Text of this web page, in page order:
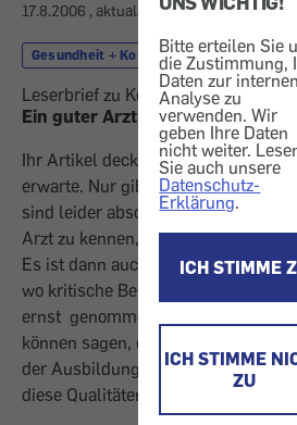
Bitte erteilen Sie
die Zustimmung,
Daten zur internen
Analyse zu
verwenden. Wir
geben Ihre Daten
nicht weiter.
Sie auch unsere
Datenschutz-
Erklärung.
ICH STIMME
ICH STIMME
ZU
17.8.2006 , aktualisiert am 24.8.2006
Gesundheit + Kosmetik Therapie
Leserbrief zu Konsument 7/2006.
Ein guter Arzt ist schwer zu
Ihr Artikel deckt ziemlich gut ab,
erwarte. Nur gibt es da ein kleines
sind leider absolute Einzelfälle. Ich
Arzt zu kennen, der allen Kriterien
Es ist dann auch eine Freude, zu
wo kritische Bemerkungen, Fragen
ernst genommen werden. Aber wie
können sagen, dass sie so einen
der Ausbildung der Ärzte – so wie
diese Qualitäten auch nicht gefördert.